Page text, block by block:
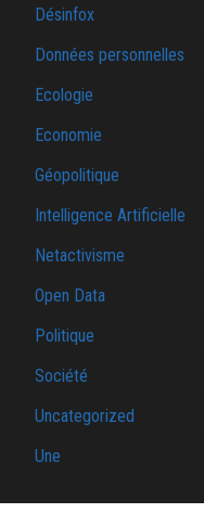
Désinfox
Données personnelles
Ecologie
Economie
Géopolitique
Intelligence Artificielle
Netactivisme
Open Data
Politique
Société
Uncategorized
Une